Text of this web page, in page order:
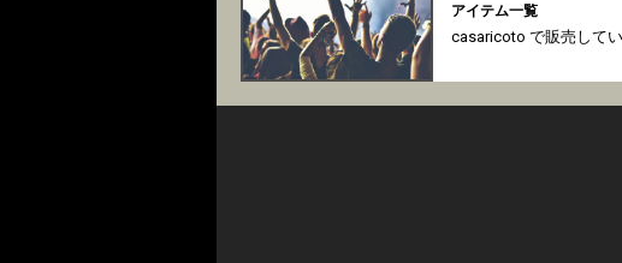
アイテム一覧
casaricoto で販売して